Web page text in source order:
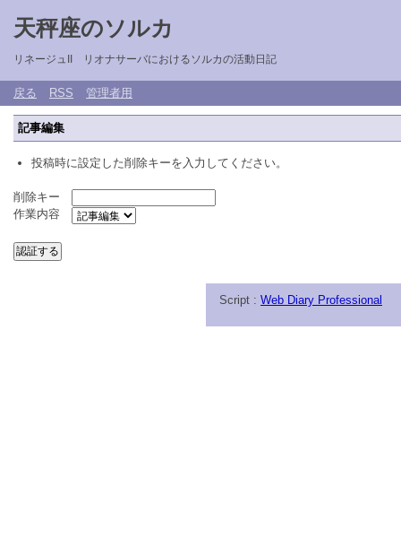
天秤座のソルカ
リネージュII リオナサーバにおけるソルカの活動日記
戻る RSS 管理者用
記事編集
投稿時に設定した削除キーを入力してください。
削除キー
作業内容
Script : Web Diary Professional